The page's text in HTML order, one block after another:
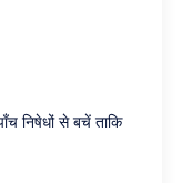
निषेधों से बचें ताकि